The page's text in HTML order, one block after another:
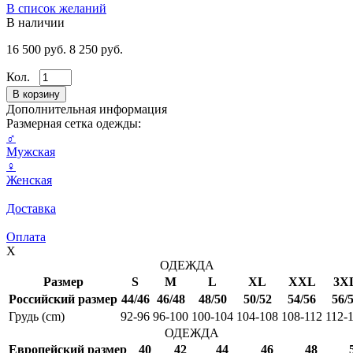
В список желаний
В наличии
16 500 руб. 8 250 руб.
Кол.
Дополнительная информация
Размерная сетка одежды:
♂
Мужская
♀
Женская
Доставка
Оплата
X
ОДЕЖДА
Размер
S M L XL XXL
Российский размер 44/46 46/48 48/50 50/52 54/56
56/
Грудь (cm)
92-96 96-100 100-104 104-108 108-112 112-
ОДЕЖДА
Европейский размер
40 42 44 46 48